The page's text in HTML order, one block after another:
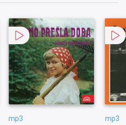
mp3 mp3